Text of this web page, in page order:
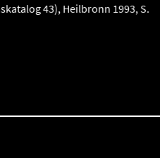
43), Heilbronn 1993, S.